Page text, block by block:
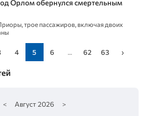
Орлом обернулся смертельным
трое пассажиров, включая двоих
4 5 6 ... 62 63 ›
< Август 2026 >